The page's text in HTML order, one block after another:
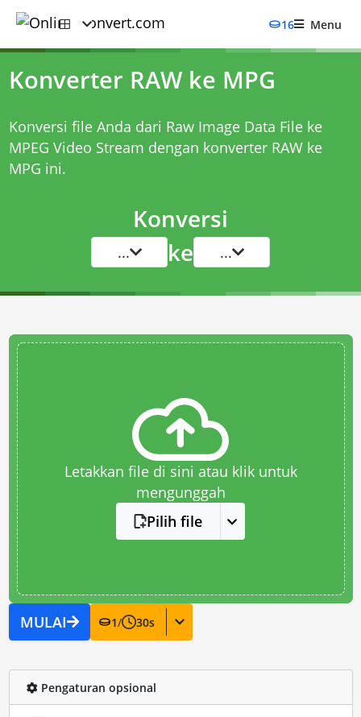
16 Menu
Konverter RAW ke MPG
Konversi file Anda dari Raw Image Data File ke
MPEG Video Stream dengan konverter RAW ke
MPG ini.
Konversi
... ke ...
Letakkan file di sini atau klik untuk
mengunggah
Pilih file
MULAI 1/ 30s
Pengaturan opsional